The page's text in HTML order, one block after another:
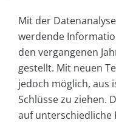
Mit der
werdende
den vergangenen
gestellt. Mit neuen
jedoch möglich, aus
Schlüsse zu ziehen.
auf unterschiedliche